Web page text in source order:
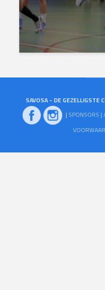
SAVOSA - DE GEZELLIGSTE
| SPONSORS |